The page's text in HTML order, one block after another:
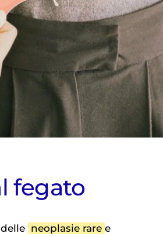
fegato
neoplasie rare e